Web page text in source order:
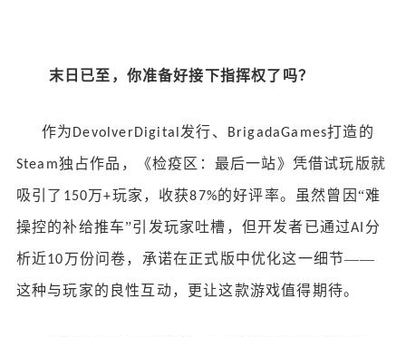
末日已至，你准备好接下指挥权了吗？
作为 DevolverDigital发行、 BrigadaGames打造的
Steam独占作品，《检疫区：最后一站》凭借试玩版就
吸引了 150万+玩家，收获87%的好评率。虽然曾因“难
操控的补给推车”引发玩家吐槽，但开发者已通过AI 分
析近10万份问卷，承诺在正式版中优化这一细节——
这种与玩家的良性互动，更让这款游戏值得期待。